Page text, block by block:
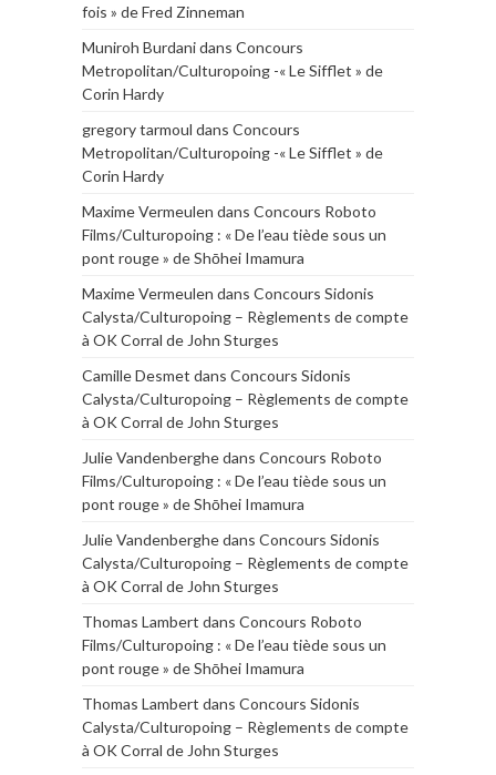
fois » de Fred Zinneman
Muniroh Burdanidans Concours
Metropolitan/Culturopoing -« Le Sifflet » de
Corin Hardy
gregory tarmoul dans Concours
Metropolitan/Culturopoing -« Le Sifflet » de
Corin Hardy
Maxime Vermeulen dans Concours Roboto
Films/Culturopoing : « De l’eau tiède sous un
pont rouge » de Shōhei Imamura
Maxime Vermeulen dans Concours Sidonis
Calysta/Culturopoing – Règlements de compte
à OK Corral de John Sturges
Camille Desmet dans Concours Sidonis
Calysta/Culturopoing – Règlements de compte
à OK Corral de John Sturges
Julie Vandenberghedans Concours Roboto
Films/Culturopoing : « De l’eau tiède sous un
pont rouge » de Shōhei Imamura
Julie Vandenberghedans Concours Sidonis
Calysta/Culturopoing – Règlements de compte
à OK Corral de John Sturges
Thomas Lambert dans Concours Roboto
Films/Culturopoing : « De l’eau tiède sous un
pont rouge » de Shōhei Imamura
Thomas Lambert dans Concours Sidonis
Calysta/Culturopoing – Règlements de compte
à OK Corral de John Sturges